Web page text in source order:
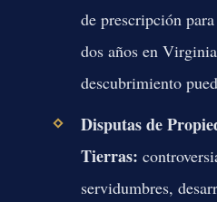
de prescripción
dos años en
descubrimiento
Disputas de
Tierras:
servidumbres,